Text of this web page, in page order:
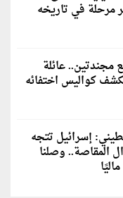
مرحلة في تاريخه
مجندتين.. عائلة
كواليس اختفائه
إسرائيل تتجه
المقاصة.. وصلنا